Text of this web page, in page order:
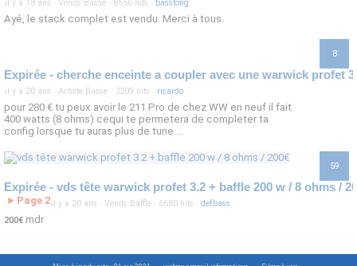
il y a 18 ans · Vends Basse · 8556 hits · basstong
Ayé, le stack complet est vendu. Merci à tous.
8
Expirée - cherche enceinte a coupler avec une warwick profet
il y a 20 ans · Achète Basse · 3209 hits · ricardo
pour 280 € tu peux avoir le 211 Pro de chez WW en neuf il fait
400 watts (8 ohms) cequi te permetera de completer ta
config lorsque tu auras plus de tune ...
59
Expirée - vds tête warwick profet 3.2 + baffle 200 w / 8 ohms /
► Page 2il y a 20 ans · Vends Baffle · 6680 hits · defbass
200€ mdr